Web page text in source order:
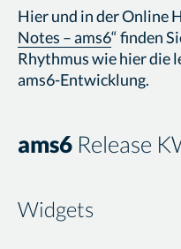
Hier und in der Online
Notes – ams6“ finden
Rhythmus wie hier die
ams6-Entwicklung.
ams6 Release
Widgets